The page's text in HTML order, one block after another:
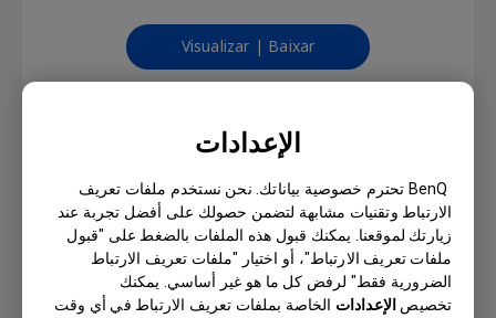
الإعدادات
BenQ تحترم خصوصية بياناتك. نحن نستخدم ملفات تعريف
الارتباط وتقنيات مشابهة لتضمن حصولك على أفضل تجربة عند
زيارتك لموقعنا. يمكنك قبول هذه الملفات بالضغط على "قبول
ملفات تعريف الارتباط"، أو اختيار "ملفات تعريف الارتباط
الضرورية فقط" لرفض كل ما هو غير أساسي. يمكنك
تخصيص الإعدادات الخاصة بملفات تعريف الارتباط في أي وقت
Visualizar | Baixar
X-Sign Designer_Mac (Not
support M1 or later)
Versão : v2.5.3.4
Sistema operacional: Mac